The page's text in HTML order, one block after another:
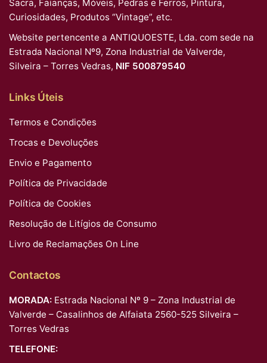
Sacra, Faianças, Móveis, Pedras e Ferros, Pintura,
Curiosidades, Produtos “Vintage”, etc.
Website pertencente a ANTIQUOESTE, Lda. com sede na
Estrada Nacional Nº9, Zona Industrial de Valverde,
Silveira – Torres Vedras, NIF 500879540
Links Úteis
Termos e Condições
Trocas e Devoluções
Envio e Pagamento
Política de Privacidade
Política de Cookies
Resolução de Litígios de Consumo
Livro de Reclamações On Line
Contactos
MORADA: Estrada Nacional Nº 9 – Zona Industrial de
Valverde – Casalinhos de Alfaiata 2560-525 Silveira –
Torres Vedras
TELEFONE: